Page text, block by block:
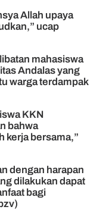
Allah upaya
ucap
mahasiswa
Andalas yang
warga terdampak
KKN
bahwa
kerja bersama,”
dengan harapan
dilakukan dapat
bagi